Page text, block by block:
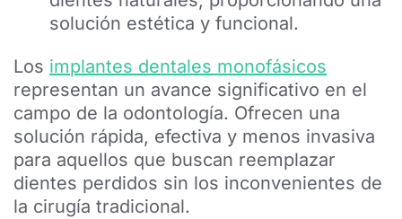
solución estética y funcional.
Los implantes dentales monofásicos
representan un avance significativo en el
campo de la odontología. Ofrecen una
solución rápida, efectiva y menos invasiva
para aquellos que buscan reemplazar
dientes perdidos sin los inconvenientes de
la cirugía tradicional.